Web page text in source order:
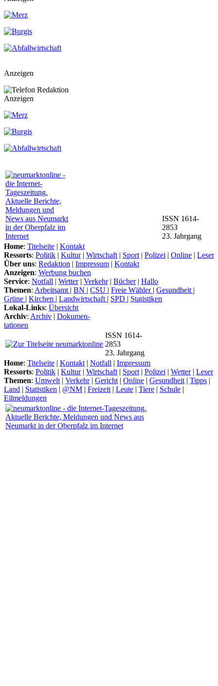
Anzeigen
Anzeigen
ISSN 1614-
2853
23. Jahrgang
Home: Titelseite | Kontakt
Ressorts: Politik | Kultur| Wirtschaft | Sport | Polizei | Online | Leser
Über uns: Redaktion | Impressum | Kontakt
Anzeigen: Werbung buchen
Service: Notfall | Wetter| Verkehr| Bücher| Hallo
Themen: Arbeitsamt | BN | CSU | Freie Wähler | Gesundheit |
Grüne | Kirchen | Landwirtschaft | SPD | Statistiken
Lokal-Links: Übersicht
Archiv: Archiv | Dokumen-
tationen
ISSN 1614-
2853
23. Jahrgang
Home: Titelseite | Kontakt | Notfall | Impressum
Ressorts: Politik | Kultur| Wirtschaft | Sport | Polizei | Wetter| Leser
Themen: Umwelt | Verkehr| Gericht | Online | Gesundheit | Tipps |
Land | Statistiken | @NM | Freizeit | Leute | Tiere | Schule |
Eilmeldungen